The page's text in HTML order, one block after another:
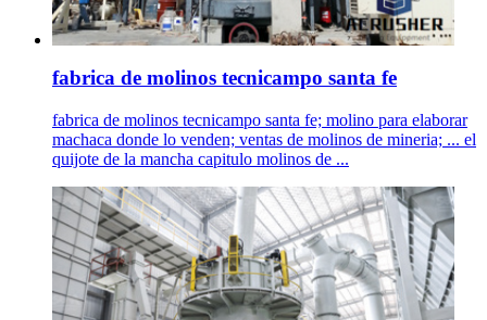
fabrica de molinos tecnicampo santa fe
fabrica de molinos tecnicampo santa fe; molino para elaborar
machaca donde lo venden; ventas de molinos de mineria; ... el
quijote de la mancha capitulo molinos de ...